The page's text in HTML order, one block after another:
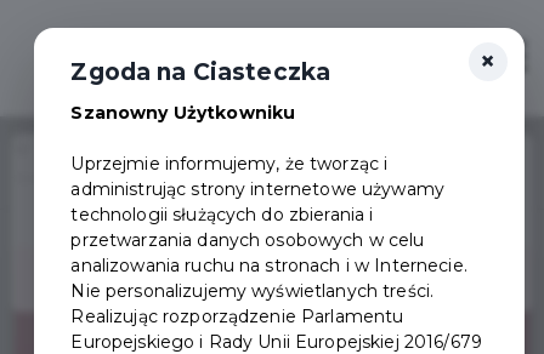
Wielkanocny Zajączek i Kurczaczek na ulicach Pruszcza Gdańskiego
Wydarzenie już się
zakończyło
×
Zgoda na Ciasteczka
Szanowny Użytkowniku
Uprzejmie informujemy, że tworząc i
administrując strony internetowe używamy
technologii służących do zbierania i
przetwarzania danych osobowych w celu
analizowania ruchu na stronach i w Internecie.
Nie personalizujemy wyświetlanych treści.
Realizując rozporządzenie Parlamentu
Europejskiego i Rady Unii Europejskiej 2016/679